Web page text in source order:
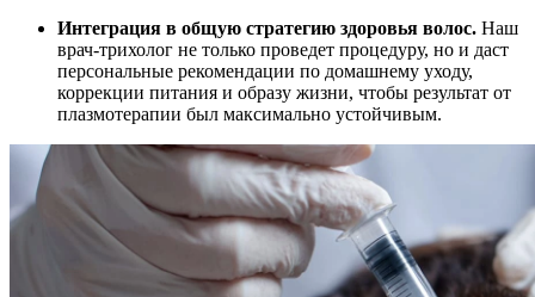
Интеграция в общую стратегию здоровья волос. Наш
врач-трихолог не только проведет процедуру, но и даст
персональные рекомендации по домашнему уходу,
коррекции питания и образу жизни, чтобы результат от
плазмотерапии был максимально устойчивым.